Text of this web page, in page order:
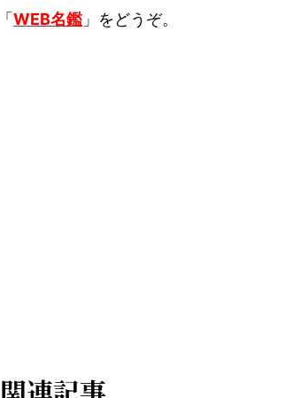
WEB名鑑 」をどうぞ。